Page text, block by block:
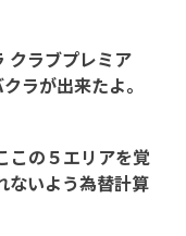
クラブプレミア
ラが出来たよ。
この５エリアを覚
ないよう為替計算